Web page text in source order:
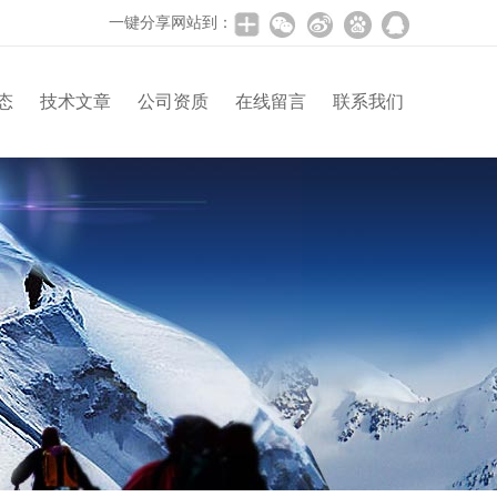
一键分享网站到：
技术文章 公司资质 在线留言 联系我们